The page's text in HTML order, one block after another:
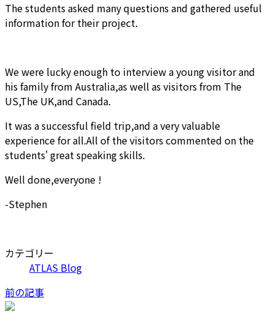
The students asked many questions and gathered useful
information for their project.
We were lucky enough to interview a young visitor and
his family from Australia,as well as visitors from The
US,The UK,and Canada.
It was a successful field trip,and a very valuable
experience for all.All of the visitors commented on the
students' great speaking skills.
Well done,everyone !
-Stephen
カテゴリー
ATLAS Blog
前の記事